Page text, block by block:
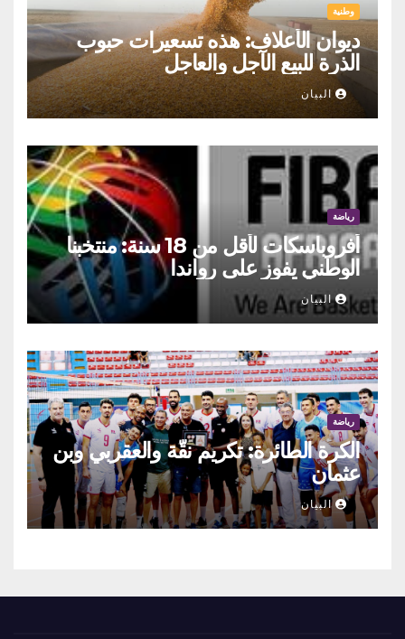
وطنية
ديوان الأعلاف: هذه تسعيرات حبوب
الذرة للبيع الآجل والعاجل
البيان
رياضة
أفروباسكات لأقل من 18 سنة: منتخبنا
الوطني يفوز على رواندا
البيان
رياضة
الكرة الطائرة: تكريم نقّة والعقربي وبن
عثمان
البيان